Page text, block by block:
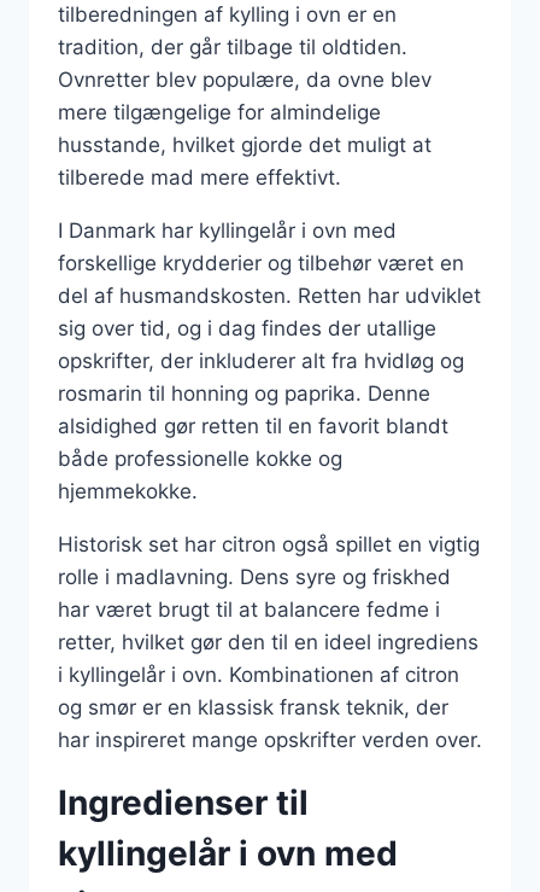
tilberedningen af kylling i ovn er en
tradition, der går tilbage til oldtiden.
Ovnretter blev populære, da ovne blev
mere tilgængelige for almindelige
husstande, hvilket gjorde det muligt at
tilberede mad mere effektivt.
I Danmark har kyllingelår i ovn med
forskellige krydderier og tilbehør været en
del af husmandskosten. Retten har udviklet
sig over tid, og i dag findes der utallige
opskrifter, der inkluderer alt fra hvidløg og
rosmarin til honning og paprika. Denne
alsidighed gør retten til en favorit blandt
både professionelle kokke og
hjemmekokke.
Historisk set har citron også spillet en vigtig
rolle i madlavning. Dens syre og friskhed
har været brugt til at balancere fedme i
retter, hvilket gør den til en ideel ingrediens
i kyllingelår i ovn. Kombinationen af citron
og smør er en klassisk fransk teknik, der
har inspireret mange opskrifter verden over.
Ingredienser til
kyllingelår i ovn med